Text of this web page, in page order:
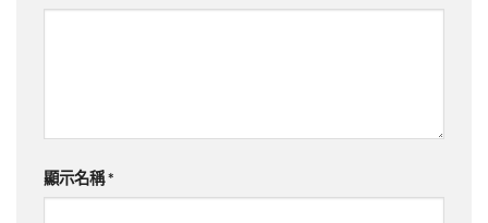
顯示名稱*